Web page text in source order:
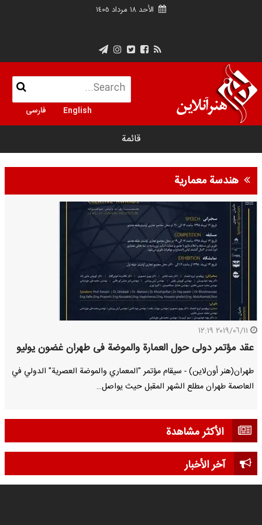
الأحد ١٨ مرداد ١٤٠٥
English فارسی
قائمة
هندسة معمارية
عقد مؤتمر دولی حول العمارة والموضة فی طهران غضون یولیو
طهران(هنر أون‌لاین) - سیقام مؤتمر "المعماري والموضة العصرية" الدولي في
العاصمة طهران مطلع الشهر المقبل حیث یواصل…
الأكثر مشاهدة
آخر الأخبار